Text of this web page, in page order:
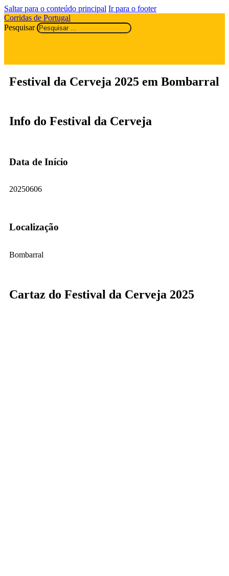
Saltar para o conteúdo principal Ir para o footer
Corridas de Portugal
Pesquisar
Festival da Cerveja 2025 em Bombarral
Info do Festival da Cerveja
Data de Início
20250606
Localização
Bombarral
Cartaz do Festival da Cerveja 2025